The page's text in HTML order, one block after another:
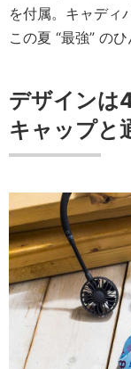
を付属。キャディ
この夏 “最強” の
デザインは
キャップと